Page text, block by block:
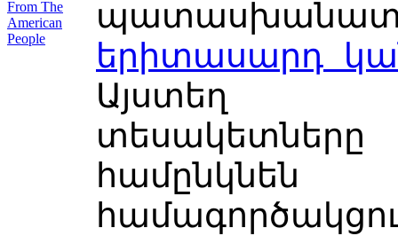
երիտասարդ
Այստեղ